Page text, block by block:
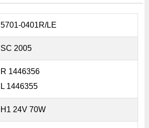
5701-0401R/LE
SC 2005
R 1446356
L 1446355
H1 24V 70W